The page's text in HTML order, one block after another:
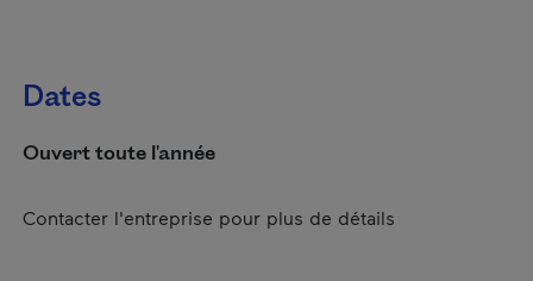
Dates
Ouvert toute l'année
Contacter l'entreprise pour plus de détails